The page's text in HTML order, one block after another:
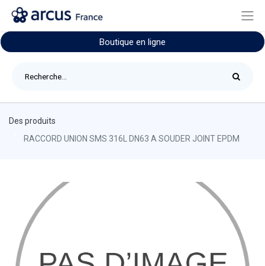
Boutique en ligne
Des produits
RACCORD UNION SMS 316L DN63 A SOUDER JOINT EPDM